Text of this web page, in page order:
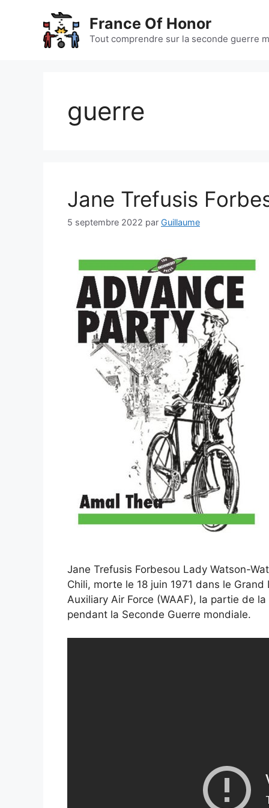
France Of Honor
Tout comprendre sur la seconde guerre
guerre
Jane Trefusis
5 septembre 2022 par Guillaume
Jane Trefusis Forbesou Lady Watson-
Chili, morte le 18 juin 1971 dans le
Auxiliary Air Force (WAAF), la partie de
pendant la Seconde Guerre mondiale.